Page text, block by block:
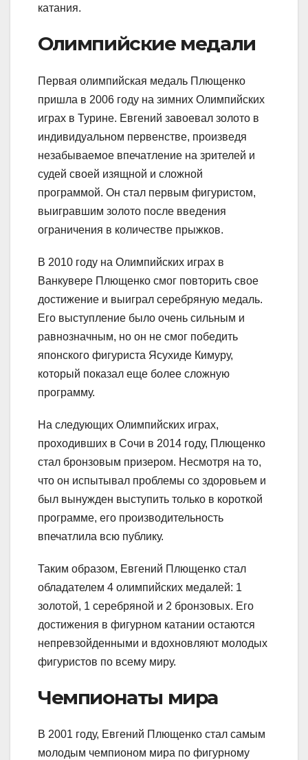
катания.
Олимпийские медали
Первая олимпийская медаль Плющенко
пришла в 2006 году на зимних Олимпийских
играх в Турине. Евгений завоевал золото в
индивидуальном первенстве, произведя
незабываемое впечатление на зрителей и
судей своей изящной и сложной
программой. Он стал первым фигуристом,
выигравшим золото после введения
ограничения в количестве прыжков.
В 2010 году на Олимпийских играх в
Ванкувере Плющенко смог повторить свое
достижение и выиграл серебряную медаль.
Его выступление было очень сильным и
равнозначным, но он не смог победить
японского фигуриста Ясухиде Кимуру,
который показал еще более сложную
программу.
На следующих Олимпийских играх,
проходивших в Сочи в 2014 году, Плющенко
стал бронзовым призером. Несмотря на то,
что он испытывал проблемы со здоровьем и
был вынужден выступить только в короткой
программе, его производительность
впечатлила всю публику.
Таким образом, Евгений Плющенко стал
обладателем 4 олимпийских медалей: 1
золотой, 1 серебряной и 2 бронзовых. Его
достижения в фигурном катании остаются
непревзойденными и вдохновляют молодых
фигуристов по всему миру.
Чемпионаты мира
В 2001 году, Евгений Плющенко стал самым
молодым чемпионом мира по фигурному